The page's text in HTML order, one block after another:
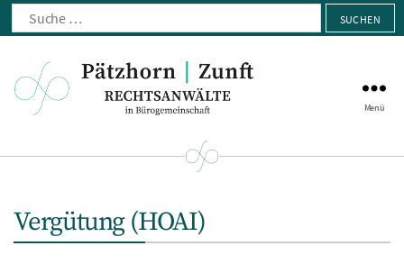
Suche
Zunft
Menü
Vergütung (HOAI)